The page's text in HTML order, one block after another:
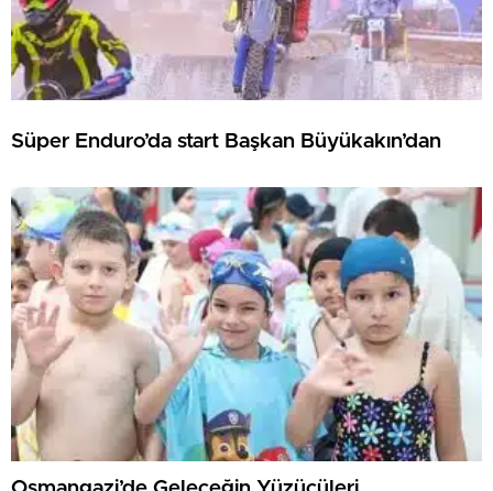
Süper Enduro’da start Başkan Büyükakın’dan